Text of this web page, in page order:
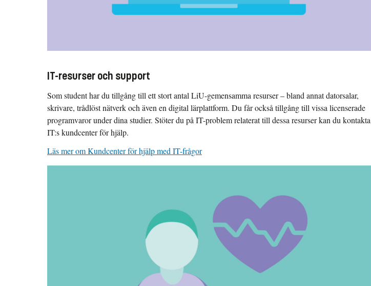
IT-resurser och support
Som student har du tillgång till ett stort antal LiU-gemensamma resurser – bland annat datorsalar,
skrivare, trådlöst nätverk och även en digital lärplattform. Du får också tillgång till vissa licenserade
programvaror under dina studier. Stöter du på IT-problem relaterat till dessa resurser kan du kontakta
IT:s kundcenter för hjälp.
Läs mer om Kundcenter för hjälp med IT-frågor